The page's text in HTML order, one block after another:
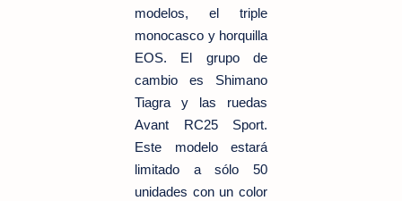
modelos, el triple
monocasco y horquilla
EOS. El grupo de
cambio es Shimano
Tiagra y las ruedas
Avant RC25 Sport.
Este modelo estará
limitado a sólo 50
unidades con un color